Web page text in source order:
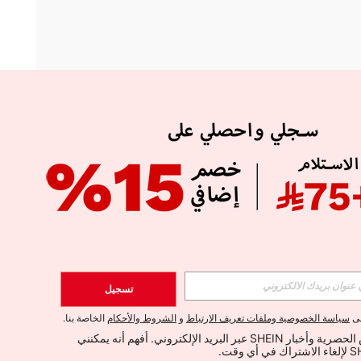
APP
الإشتراك
اشتراك
تسجيل
سياسة الخصوصية وملفات تعريف الارتباط و الشروط والأحكام الخاصة بنا.
أود تلقي العروض الحصرية وأخبار SHEIN عبر البريد الإلكتروني. أفهم أنه يمكنني